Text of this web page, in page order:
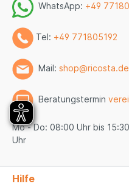
WhatsApp: +49
Tel: +49 771805192
Mail: shop@ricosta.de
Beratungstermin
Mo - Do: 08:00 Uhr bis
Uhr
Hilfe